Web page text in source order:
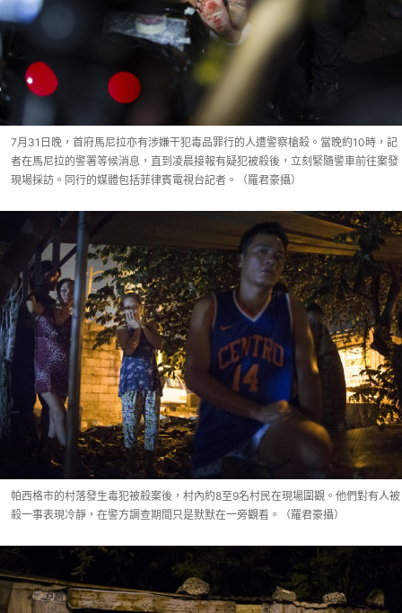
7月31日晚，首府馬尼拉亦有涉嫌干犯毒品罪行的人遭警察槍殺。當晚約10時，記
者在馬尼拉的警署等候消息，直到凌晨接報有疑犯被殺後，立刻緊隨警車前往案發
現場採訪。同行的媒體包括菲律賓電視台記者。（羅君豪攝）
帕西格市的村落發生毒犯被殺案後，村內約8至9名村民在現場圍觀。他們對有人被
殺一事表現冷靜，在警方調查期間只是默默在一旁觀看。（羅君豪攝）